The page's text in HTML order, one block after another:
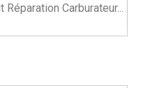
Réparation Carburateur...